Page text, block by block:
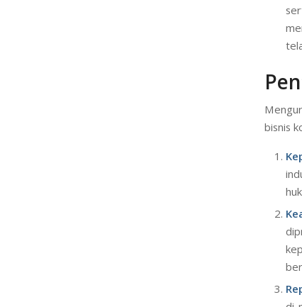
bisnis